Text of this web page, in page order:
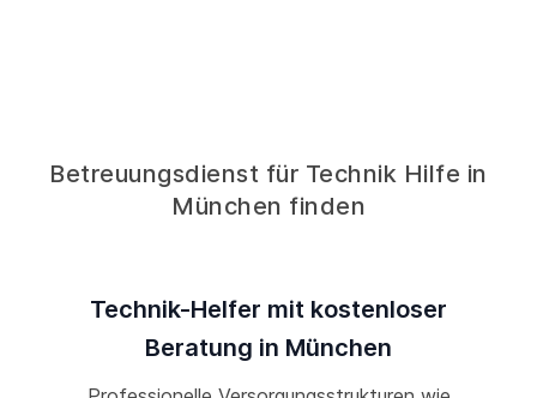
Betreuungsdienst für Technik Hilfe in
München finden
Technik-Helfer mit kostenloser
Beratung in München